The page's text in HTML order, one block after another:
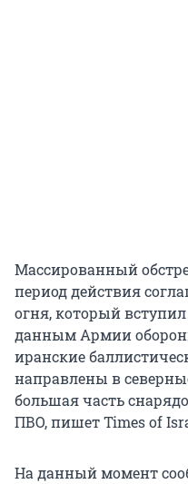
Массированный
период действия
огня, который
данным Армии
иранские
направлены в
большая часть
ПВО, пишет Times of
На данный момент